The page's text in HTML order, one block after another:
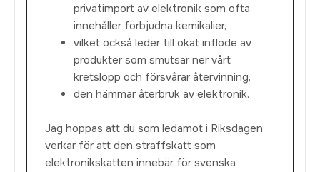
privatimport av elektronik som ofta
innehåller förbjudna kemikalier,
vilket också leder till ökat inflöde av
produkter som smutsar ner vårt
kretslopp och försvårar återvinning,
den hämmar återbruk av elektronik.
Jag hoppas att du som ledamot i Riksdagen
verkar för att den straffskatt som
elektronikskatten innebär för svenska